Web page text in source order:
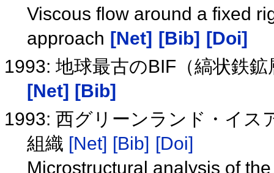
Viscous flow around a fixed
approach [Net] [Bib] [Doi]
1993: 地球最古のBIF（縞状鉄
[Net] [Bib]
1993: 西グリーンランド・イス
組織 [Net] [Bib] [Doi]
Microstructural analysis of